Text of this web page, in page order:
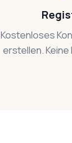
Kostenloses
erstellen.